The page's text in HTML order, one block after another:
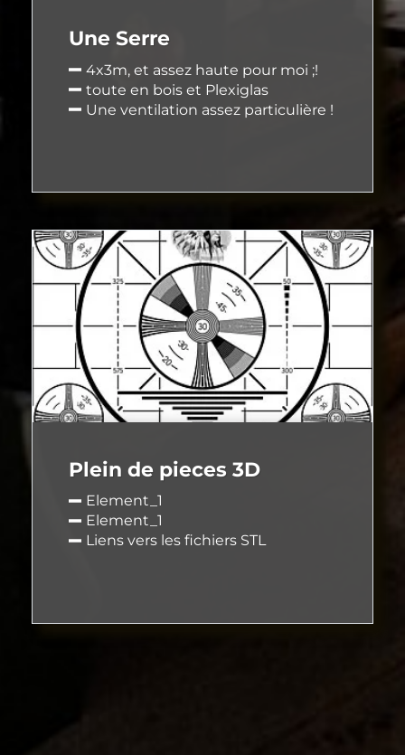
Une Serre
4x3m, et assez haute pour moi ;!
toute en bois et Plexiglas
Une ventilation assez particulière !
Plein de pieces 3D
Element_1
Element_1
Liens vers les fichiers STL